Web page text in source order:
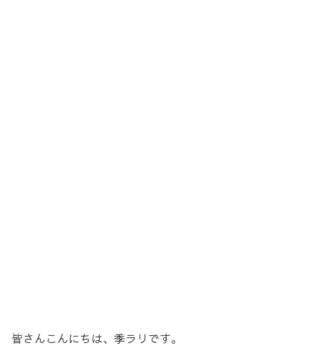
皆さんこんにちは、季ラリです。